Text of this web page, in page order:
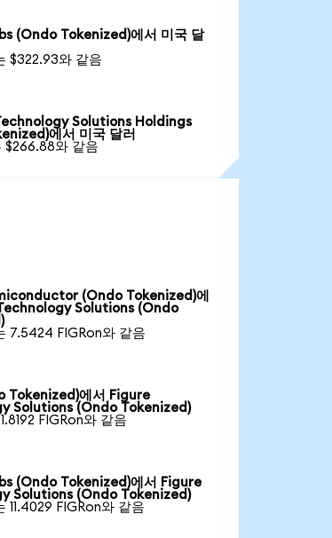
(Ondo Tokenized)에서 미국 달
$322.93와 같음
Solutions Holdings
에서 미국 달러
$266.88와 같음
(Ondo Tokenized)에
Solutions (Ondo
7.5424 FIGRon와 같음
Tokenized)에서 Figure
Solutions (Ondo Tokenized)
FIGRon와 같음
(Ondo Tokenized)에서 Figure
Solutions (Ondo Tokenized)
11.4029 FIGRon와 같음